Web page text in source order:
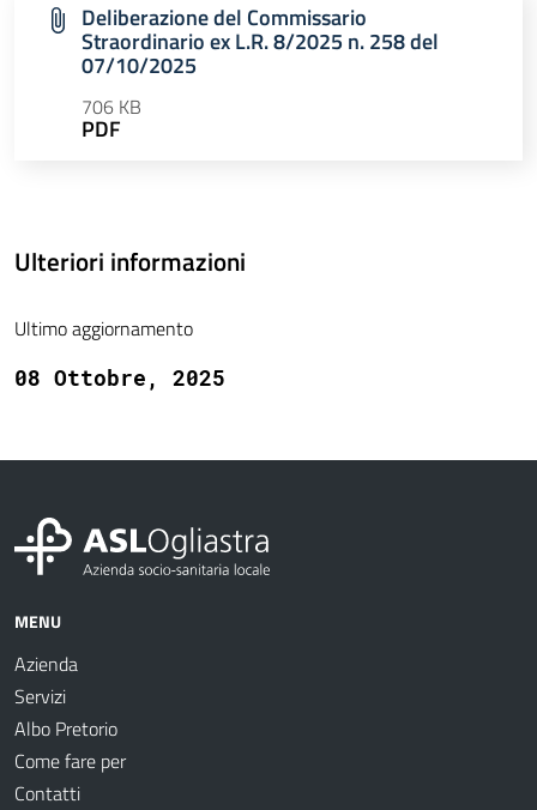
Deliberazione del Commissario
Straordinario ex L.R. 8/2025 n. 258 del
07/10/2025
706 KB
PDF
Ulteriori informazioni
Ultimo aggiornamento
08 Ottobre, 2025
MENU
Azienda
Servizi
Albo Pretorio
Come fare per
Contatti